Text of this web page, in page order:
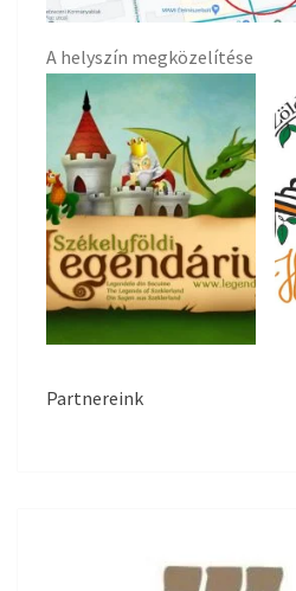
A helyszín megközelítése
Partnereink